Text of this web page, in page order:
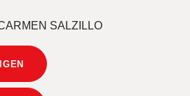
SALZILLO